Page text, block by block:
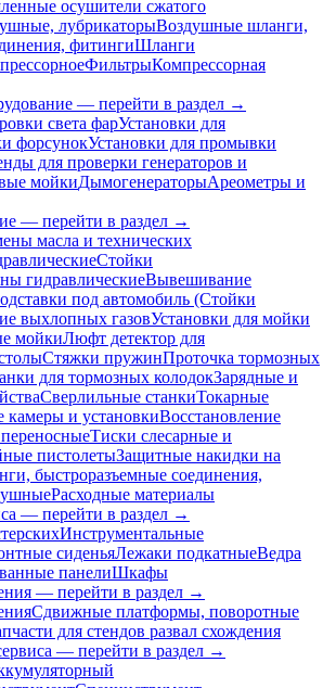
осушители сжатого
лубрикаторыВоздушные шланги,
фитингиШланги
ФильтрыКомпрессорная
— перейти в раздел →
света фарУстановки для
форсунокУстановки для промывки
для проверки генераторов и
мойкиДымогенераторыАреометры и
— перейти в раздел →
масла и технических
Стойки
гидравлическиеВывешивание
под автомобиль (Стойки
выхлопных газовУстановки для мойки
мойкиЛюфт детектор для
Стяжки пружинПроточка тормозных
для тормозных колодокЗарядные и
Сверлильные станкиТокарные
камеры и установкиВосстановление
Тиски слесарные и
пистолетыЗащитные накидки на
быстроразъемные соединения,
Расходные материалы
— перейти в раздел →
Инструментальные
сиденьяЛежаки подкатныеВедра
панелиШкафы
— перейти в раздел →
Сдвижные платформы, поворотные
для стендов развал схождения
— перейти в раздел →